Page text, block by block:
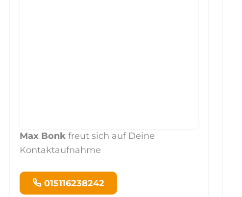
Max Bonk freut sich auf Deine
Kontaktaufnahme
015116238242